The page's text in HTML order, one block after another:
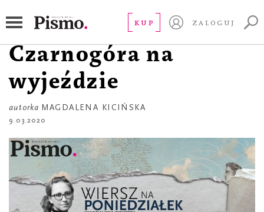
KUP ZALOGUJ
Balša Brković i
Czarnogóra na
wyjeździe
autorka MAGDALENA KICIŃSKA
9.03.2020